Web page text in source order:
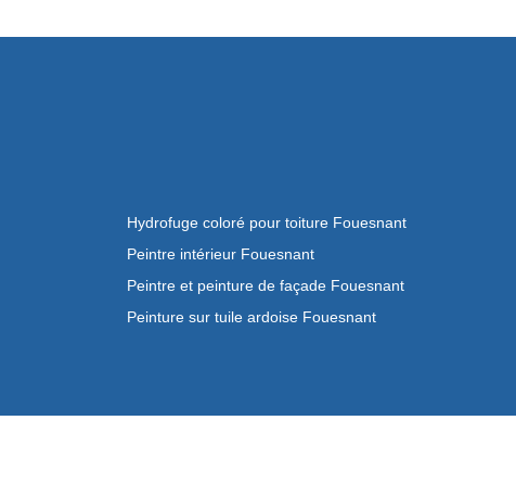
Hydrofuge coloré pour toiture Fouesnant
Peintre intérieur Fouesnant
Peintre et peinture de façade Fouesnant
Peinture sur tuile ardoise Fouesnant